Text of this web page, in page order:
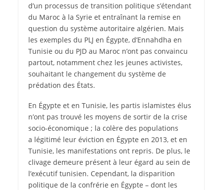
d’un processus de transition politique s’étendant
du Maroc à la Syrie et entraînant la remise en
question du système autoritaire algérien. Mais
les exemples du PLJ en Égypte, d’Ennahdha en
Tunisie ou du PJD au Maroc n’ont pas convaincu
partout, notamment chez les jeunes activistes,
souhaitant le changement du système de
prédation des États.
En Égypte et en Tunisie, les partis islamistes élus
n’ont pas trouvé les moyens de sortir de la crise
socio-économique ; la colère des populations
a légitimé leur éviction en Égypte en 2013, et en
Tunisie, les manifestations ont repris. De plus, le
clivage demeure présent à leur égard au sein de
l’exécutif tunisien. Cependant, la disparition
politique de la confrérie en Égypte – dont les